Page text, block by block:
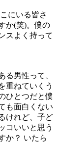
にいる皆さ
か(笑)。僕の
スよく持って
男性って、
重ねていくう
ひとつだと僕
も面白くない
けれど、子ど
コいいと思う
か？ いたら